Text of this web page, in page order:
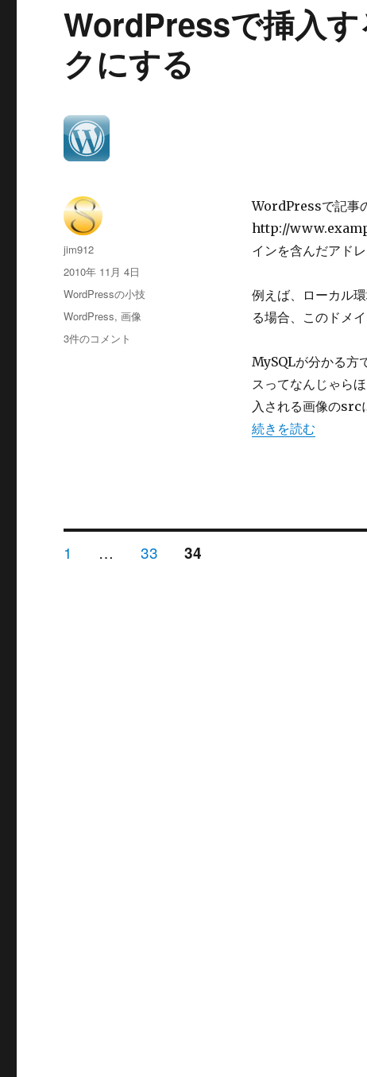
ド
で
作
成
る
画
像
類
を
加
す
る
WordPressで挿入
クにする
WordPressで記事
http://
インを含んだアド
例えば、ローカル
る場合、このドメ
MySQLが分かる方
スってなんじゃら
入される画像のsrc
“WordPressで挿入
続きを読む
投
稿
jim912
投
稿
2010年 11月 4日
カ
テ
リ
WordPressの小技
タ
グ
WordPress,画像
WordPress
リ
3件のコメント
投
ペ
ー
1 … ペ
ー
33 ペ
34